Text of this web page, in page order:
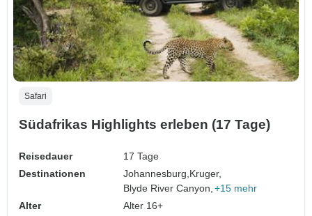
Safari
Südafrikas Highlights erleben (17 Tage)
Reisedauer
17 Tage
Destinationen
Johannesburg, Kruger,
Blyde River Canyon, +15 mehr
Alter
Alter 16+